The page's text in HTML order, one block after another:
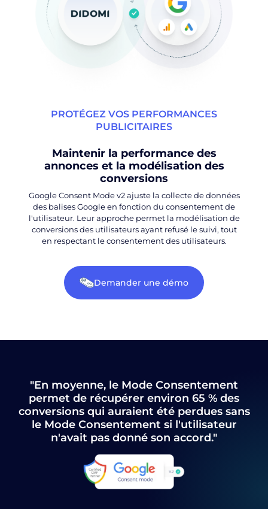
PROTÉGEZ VOS PERFORMANCES
PUBLICITAIRES
Maintenir la performance des
annonces et la modélisation des
conversions
Google Consent Mode v2 ajuste la collecte de données
des balises Google en fonction du consentement de
l'utilisateur. Leur approche permet la modélisation de
conversions des utilisateurs ayant refusé le suivi, tout
en respectant le consentement des utilisateurs.
Demander une démo
"En moyenne, le Mode Consentement
permet de récupérer environ 65 % des
conversions qui auraient été perdues sans
le Mode Consentement si l'utilisateur
n'avait pas donné son accord."